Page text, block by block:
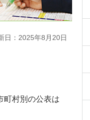
日：2025年8月20日
町村別の公表は